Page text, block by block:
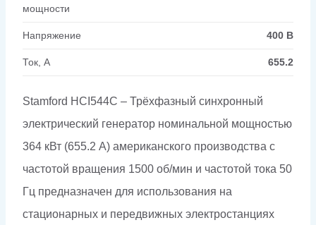
мощности
Напряжение 400 В
Ток, А 655.2
Stamford HCI544C – Трёхфазный синхронный
электрический генератор номинальной мощностью
364 кВт (655.2 А) американского производства с
частотой вращения 1500 об/мин и частотой тока 50
Гц предназначен для использования на
стационарных и передвижных электростанциях